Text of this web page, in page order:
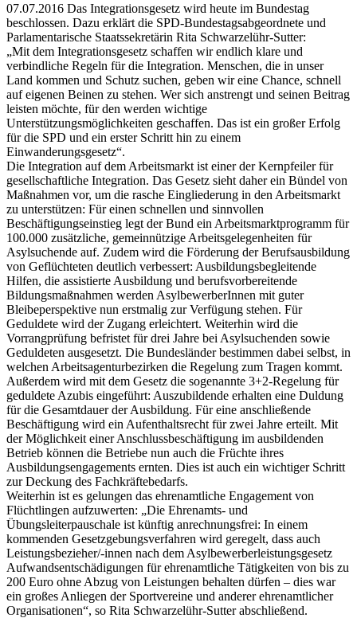
07.07.2016 Das Integrationsgesetz wird heute im Bundestag
beschlossen. Dazu erklärt die SPD-Bundestagsabgeordnete und
Parlamentarische Staatssekretärin Rita Schwarzelühr-Sutter:
„Mit dem Integrationsgesetz schaffen wir endlich klare und
verbindliche Regeln für die Integration. Menschen, die in unser
Land kommen und Schutz suchen, geben wir eine Chance, schnell
auf eigenen Beinen zu stehen. Wer sich anstrengt und seinen Beitrag
leisten möchte, für den werden wichtige
Unterstützungsmöglichkeiten geschaffen. Das ist ein großer Erfolg
für die SPD und ein erster Schritt hin zu einem
Einwanderungsgesetz“.
Die Integration auf dem Arbeitsmarkt ist einer der Kernpfeiler für
gesellschaftliche Integration. Das Gesetz sieht daher ein Bündel von
Maßnahmen vor, um die rasche Eingliederung in den Arbeitsmarkt
zu unterstützen: Für einen schnellen und sinnvollen
Beschäftigungseinstieg legt der Bund ein Arbeitsmarktprogramm für
100.000 zusätzliche, gemeinnützige Arbeitsgelegenheiten für
Asylsuchende auf. Zudem wird die Förderung der Berufsausbildung
von Geflüchteten deutlich verbessert: Ausbildungsbegleitende
Hilfen, die assistierte Ausbildung und berufsvorbereitende
Bildungsmaßnahmen werden AsylbewerberInnen mit guter
Bleibeperspektive nun erstmalig zur Verfügung stehen. Für
Geduldete wird der Zugang erleichtert. Weiterhin wird die
Vorrangprüfung befristet für drei Jahre bei Asylsuchenden sowie
Geduldeten ausgesetzt. Die Bundesländer bestimmen dabei selbst, in
welchen Arbeitsagenturbezirken die Regelung zum Tragen kommt.
Außerdem wird mit dem Gesetz die sogenannte 3+2-Regelung für
geduldete Azubis eingeführt: Auszubildende erhalten eine Duldung
für die Gesamtdauer der Ausbildung. Für eine anschließende
Beschäftigung wird ein Aufenthaltsrecht für zwei Jahre erteilt. Mit
der Möglichkeit einer Anschlussbeschäftigung im ausbildenden
Betrieb können die Betriebe nun auch die Früchte ihres
Ausbildungsengagements ernten. Dies ist auch ein wichtiger Schritt
zur Deckung des Fachkräftebedarfs.
Weiterhin ist es gelungen das ehrenamtliche Engagement von
Flüchtlingen aufzuwerten: „Die Ehrenamts- und
Übungsleiterpauschale ist künftig anrechnungsfrei: In einem
kommenden Gesetzgebungsverfahren wird geregelt, dass auch
Leistungsbezieher/-innen nach dem Asylbewerberleistungsgesetz
Aufwandsentschädigungen für ehrenamtliche Tätigkeiten von bis zu
200 Euro ohne Abzug von Leistungen behalten dürfen – dies war
ein großes Anliegen der Sportvereine und anderer ehrenamtlicher
Organisationen“, so Rita Schwarzelühr-Sutter abschließend.